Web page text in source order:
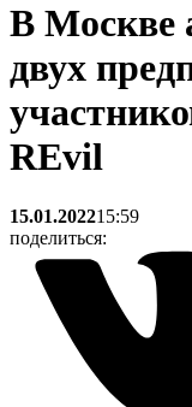
В Москве
двух
REvil
15.01.202215:59
поделиться: